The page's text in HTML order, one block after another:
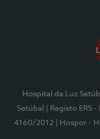
Hospital da Luz
Setúbal
| Registo ERS
4160/2012
| Hospor -